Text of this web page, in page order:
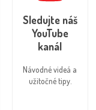
Sledujte náš
YouTube
kanál
Návodné videá a
užitočné tipy.